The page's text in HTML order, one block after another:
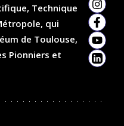
Technique
qui
de Toulouse,
Pionniers et